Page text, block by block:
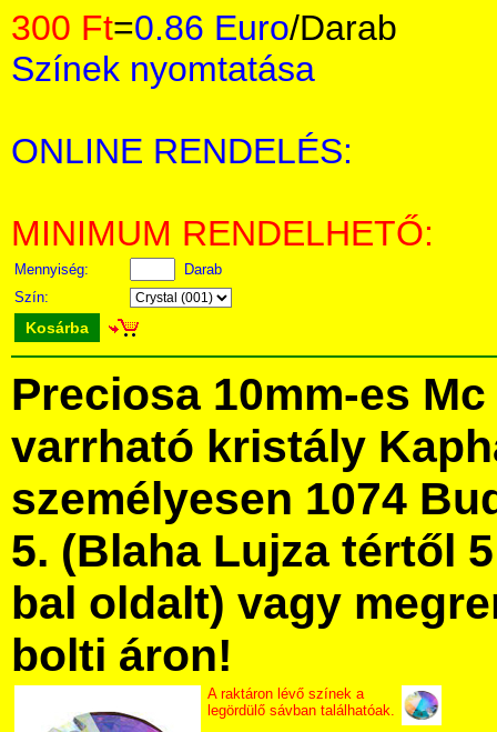
300 Ft=0.86 Euro/Darab
Színek nyomtatása
ONLINE RENDELÉS:
MINIMUM RENDELHETŐ:
Mennyiség:
Darab
Szín:
Kosárba
Preciosa 10mm-es
varrható kristály
személyesen 1074
5. (Blaha Lujza tértől
bal oldalt) vagy
bolti áron!
A raktáron lévő színek a
legördülő sávban találhatóak.